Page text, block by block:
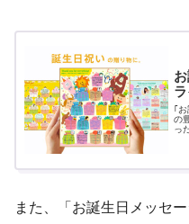
｢
の
っ
また、「お誕生日メッセ